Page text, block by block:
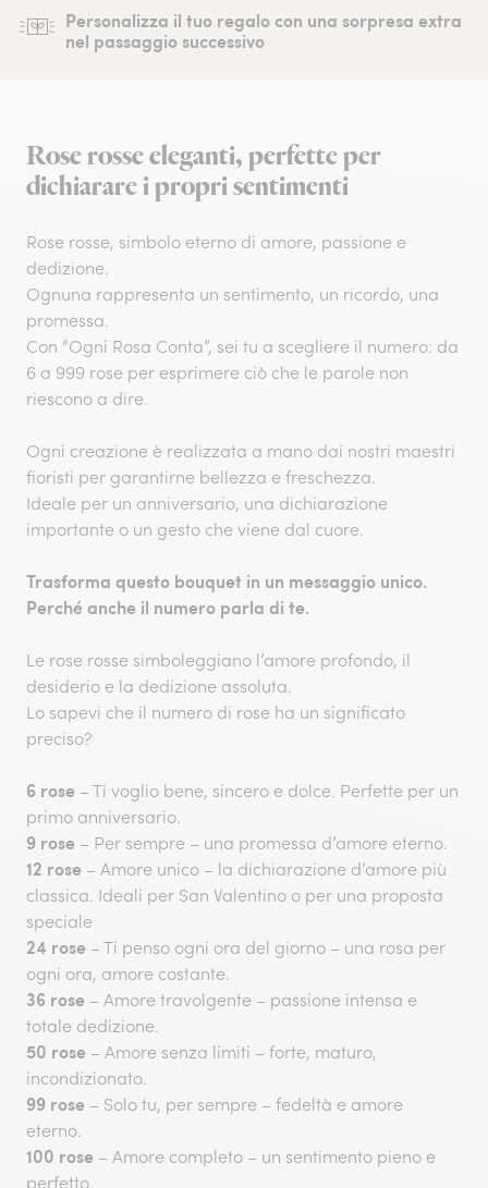
Personalizza il tuo regalo con una sorpresa extra
nel passaggio successivo
Rose rosse eleganti, perfette per
dichiarare i propri sentimenti
Rose rosse, simbolo eterno di amore, passione e
dedizione.
Ognuna rappresenta un sentimento, un ricordo, una
promessa.
Con “Ogni Rosa Conta”, sei tu a scegliere il numero: da
6 a 999 rose per esprimere ciò che le parole non
riescono a dire.
Ogni creazione è realizzata a mano dai nostri maestri
fioristi per garantirne bellezza e freschezza.
Ideale per un anniversario, una dichiarazione
importante o un gesto che viene dal cuore.
Trasforma questo bouquet in un messaggio unico.
Perché anche il numero parla di te.
Le rose rosse simboleggiano l’amore profondo, il
desiderio e la dedizione assoluta.
Lo sapevi che il numero di rose ha un significato
preciso?
6 rose – Ti voglio bene, sincero e dolce. Perfette per un
primo anniversario.
9 rose – Per sempre – una promessa d’amore eterno.
12 rose – Amore unico – la dichiarazione d’amore più
classica. Ideali per San Valentino o per una proposta
speciale
24 rose – Ti penso ogni ora del giorno – una rosa per
ogni ora, amore costante.
36 rose – Amore travolgente – passione intensa e
totale dedizione.
50 rose – Amore senza limiti – forte, maturo,
incondizionato.
99 rose – Solo tu, per sempre – fedeltà e amore
eterno.
100 rose – Amore completo – un sentimento pieno e
perfetto.